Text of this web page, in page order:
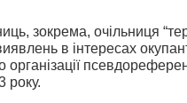
зокрема, очільниця
в інтересах
організації
року.